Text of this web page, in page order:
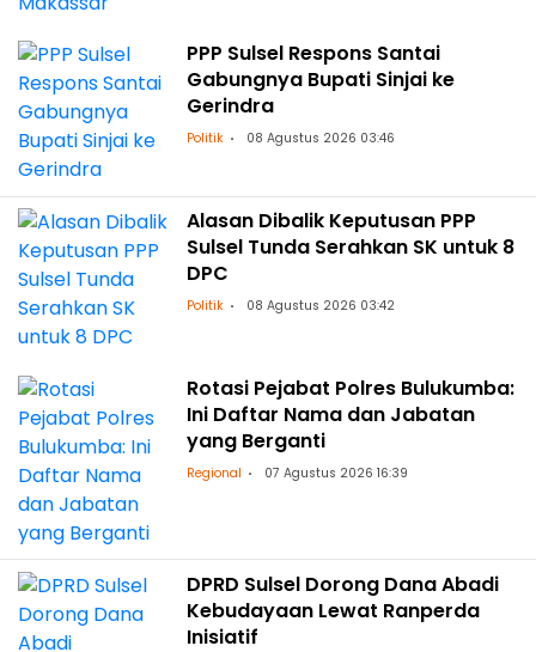
PPP Sulsel Respons Santai
Gabungnya Bupati Sinjai ke
Gerindra
Politik 08 Agustus 2026 03:46
Alasan Dibalik Keputusan PPP
Sulsel Tunda Serahkan SK untuk 8
DPC
Politik 08 Agustus 2026 03:42
Rotasi Pejabat Polres Bulukumba:
Ini Daftar Nama dan Jabatan
yang Berganti
Regional 07 Agustus 2026 16:39
DPRD Sulsel Dorong Dana Abadi
Kebudayaan Lewat Ranperda
Inisiatif